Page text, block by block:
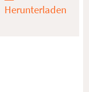
Herunterladen